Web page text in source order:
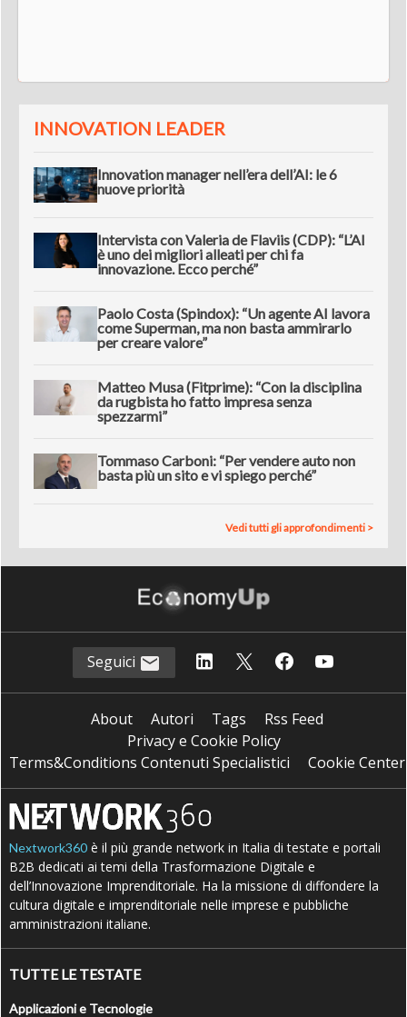
INNOVATION LEADER
Innovation manager nell’era dell’AI: le 6
nuove priorità
Intervista con Valeria de Flaviis (CDP): “L’AI
è uno dei migliori alleati per chi fa
innovazione. Ecco perché”
Paolo Costa (Spindox): “Un agente AI lavora
come Superman, ma non basta ammirarlo
per creare valore”
Matteo Musa (Fitprime): “Con la disciplina
da rugbista ho fatto impresa senza
spezzarmi”
Tommaso Carboni: “Per vendere auto non
basta più un sito e vi spiego perché”
Vedi tutti gli approfondimenti >
Seguici
About Autori Tags
Rss Feed
Privacy e Cookie Policy
Terms&Conditions Contenuti Specialistici
Cookie Center
Nextwork360 è il più grande network in Italia di testate e portali
B2B dedicati ai temi della Trasformazione Digitale e
dell’Innovazione Imprenditoriale. Ha la missione di diffondere la
cultura digitale e imprenditoriale nelle imprese e pubbliche
amministrazioni italiane.
TUTTE LE TESTATE
Applicazioni e Tecnologie